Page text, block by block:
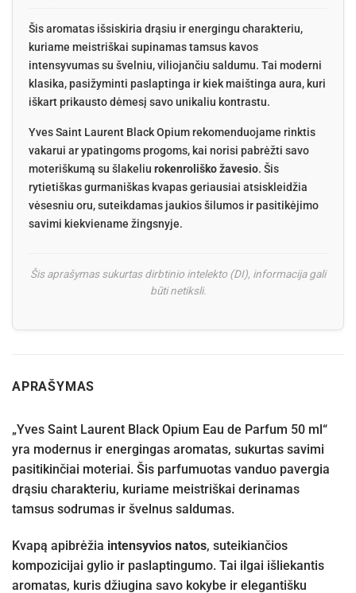
Šis aromatas išsiskiria drąsiu ir energingu charakteriu,
kuriame meistriškai supinamas tamsus kavos
intensyvumas su švelniu, viliojančiu saldumu. Tai moderni
klasika, pasižyminti paslaptinga ir kiek maištinga aura, kuri
iškart prikausto dėmesį savo unikaliu kontrastu.
Yves Saint Laurent Black Opium rekomenduojame rinktis
vakarui ar ypatingoms progoms, kai norisi pabrėžti savo
moteriškumą su šlakeliu rokenroliško žavesio. Šis
rytietiškas gurmaniškas kvapas geriausiai atsiskleidžia
vėsesniu oru, suteikdamas jaukios šilumos ir pasitikėjimo
savimi kiekviename žingsnyje.
Šis aprašymas sukurtas dirbtinio intelekto (DI), informacija gali
būti netiksli.
APRAŠYMAS
„Yves Saint Laurent Black Opium Eau de Parfum 50 ml“
yra modernus ir energingas aromatas, sukurtas savimi
pasitikinčiai moteriai. Šis parfumuotas vanduo pavergia
drąsiu charakteriu, kuriame meistriškai derinamas
tamsus sodrumas ir švelnus saldumas.
Kvapą apibrėžia intensyvios natos, suteikiančios
kompozicijai gylio ir paslaptingumo. Tai ilgai išliekantis
aromatas, kuris džiugina savo kokybe ir elegantišku